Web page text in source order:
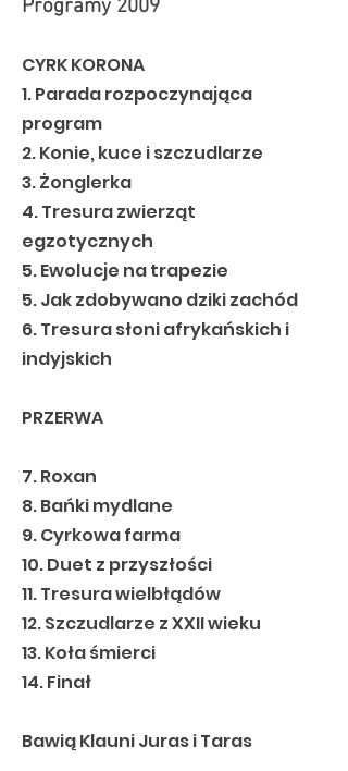
Programy 2009
CYRK KORONA
1. Parada rozpoczynająca
program
2. Konie, kuce i szczudlarze
3. Żonglerka
4. Tresura zwierząt
egzotycznych
5. Ewolucje na trapezie
5. Jak zdobywano dziki zachód
6. Tresura słoni afrykańskich i
indyjskich
PRZERWA
7. Roxan
8. Bańki mydlane
9. Cyrkowa farma
10. Duet z przyszłości
11. Tresura wielbłądów
12. Szczudlarze z XXII wieku
13. Koła śmierci
14. Finał
Bawią Klauni Juras i Taras